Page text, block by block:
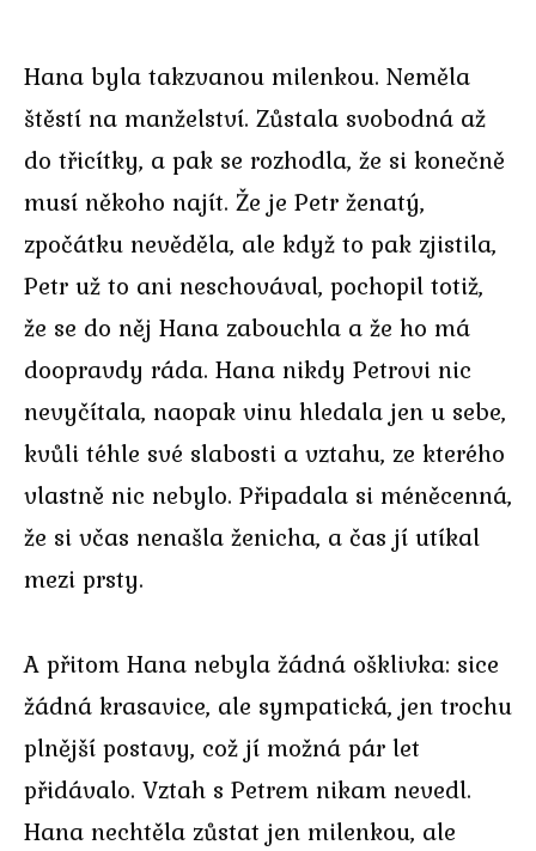
Hana byla takzvanou milenkou. Neměla
štěstí na manželství. Zůstala svobodná až
do třicítky, a pak se rozhodla, že si konečně
musí někoho najít. Že je Petr ženatý,
zpočátku nevěděla, ale když to pak zjistila,
Petr už to ani neschovával, pochopil totiž,
že se do něj Hana zabouchla a že ho má
doopravdy ráda. Hana nikdy Petrovi nic
nevyčítala, naopak vinu hledala jen u sebe,
kvůli téhle své slabosti a vztahu, ze kterého
vlastně nic nebylo. Připadala si méněcenná,
že si včas nenašla ženicha, a čas jí utíkal
mezi prsty.
A přitom Hana nebyla žádná ošklivka: sice
žádná krasavice, ale sympatická, jen trochu
plnější postavy, což jí možná pár let
přidávalo. Vztah s Petrem nikam nevedl.
Hana nechtěla zůstat jen milenkou, ale